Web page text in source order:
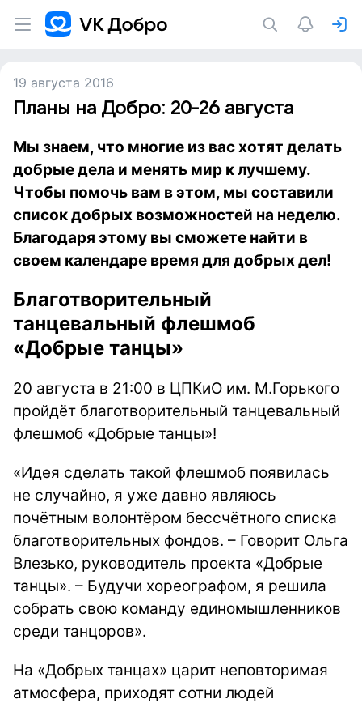
19 августа 2016
Планы на Добро: 20-26 августа
Мы знаем, что многие из вас хотят делать
добрые дела и менять мир к лучшему.
Чтобы помочь вам в этом, мы составили
список добрых возможностей на неделю.
Благодаря этому вы сможете найти в
своем календаре время для добрых дел!
Благотворительный
танцевальный флешмоб
«Добрые танцы»
20 августа в 21:00 в ЦПКиО им. М.Горького
пройдёт благотворительный танцевальный
флешмоб «Добрые танцы»!
«Идея сделать такой флешмоб появилась
не случайно, я уже давно являюсь
почётным волонтёром бессчётного списка
благотворительных фондов. – Говорит Ольга
Влезько, руководитель проекта «Добрые
танцы». – Будучи хореографом, я решила
собрать свою команду единомышленников
среди танцоров».
На «Добрых танцах» царит неповторимая
атмосфера, приходят сотни людей